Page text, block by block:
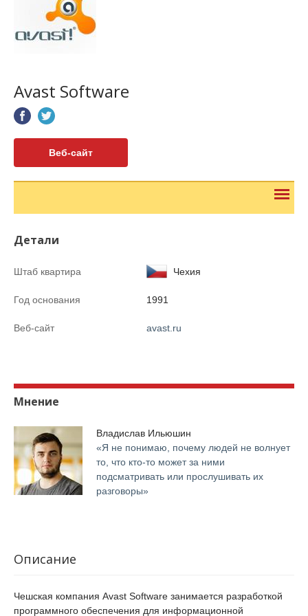
Avast Software
Веб-сайт
Детали
Штаб квартира Чехия
Год основания 1991
Веб-сайт avast.ru
Мнение
Владислав Ильюшин
«Я не понимаю, почему людей не волнует
то, что кто-то может за ними
подсматривать или прослушивать их
разговоры»
Описание
Чешская компания Avast Software занимается разработкой
программного обеспечения для информационной